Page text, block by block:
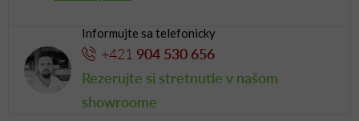
Informujte sa telefonicky
+421 904 530 656
Rezerujte si stretnutie v našom
showroome